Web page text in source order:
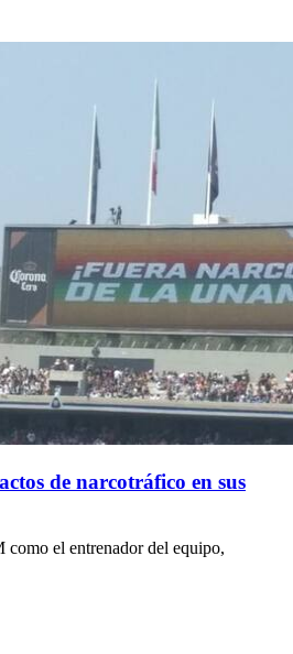
de narcotráfico en sus
el entrenador del equipo,